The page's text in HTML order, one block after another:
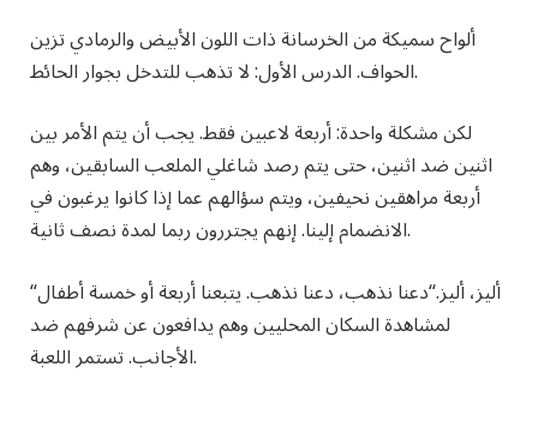
ألواح سميكة من الخرسانة ذات اللون الأبيض والرمادي تزين
الحواف. الدرس الأول: لا تذهب للتدخل بجوار الحائط.
لكن مشكلة واحدة: أربعة لاعبين فقط. يجب أن يتم الأمر بين
اثنين ضد اثنين، حتى يتم رصد شاغلي الملعب السابقين، وهم
أربعة مراهقين نحيفين، ويتم سؤالهم عما إذا كانوا يرغبون في
الانضمام إلينا. إنهم يجتررون ربما لمدة نصف ثانية.
“
أليز، أليز.“دعنا نذهب، دعنا نذهب. يتبعنا أربعة أو خمسة أطفال
لمشاهدة السكان المحليين وهم يدافعون عن شرفهم ضد
الأجانب. تستمر اللعبة.